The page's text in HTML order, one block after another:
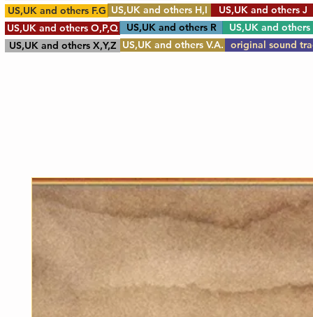
US,UK and others F.G US,UK and others H,I
US,UK and others J
US,UK and others O,P,Q
US,UK and others
US,UK and others R
US,UK and others X,Y,Z US,UK and others V.A. original sound